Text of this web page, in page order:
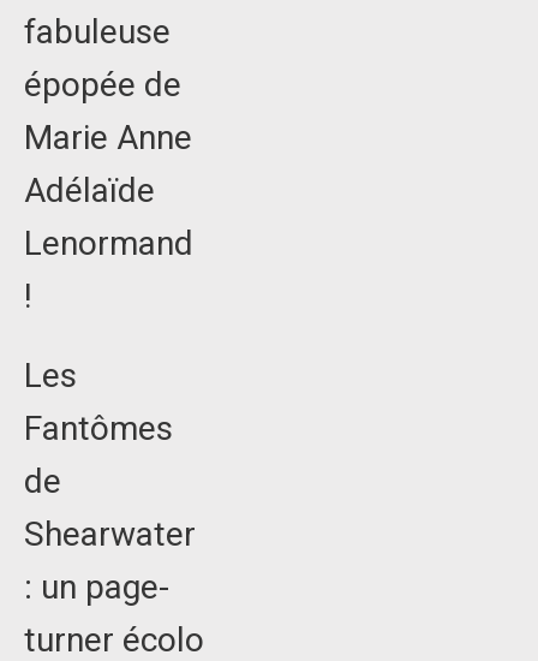
fabuleuse
épopée de
Marie Anne
Adélaïde
Lenormand
!
Les
Fantômes
de
Shearwater
: un page-
turner écolo